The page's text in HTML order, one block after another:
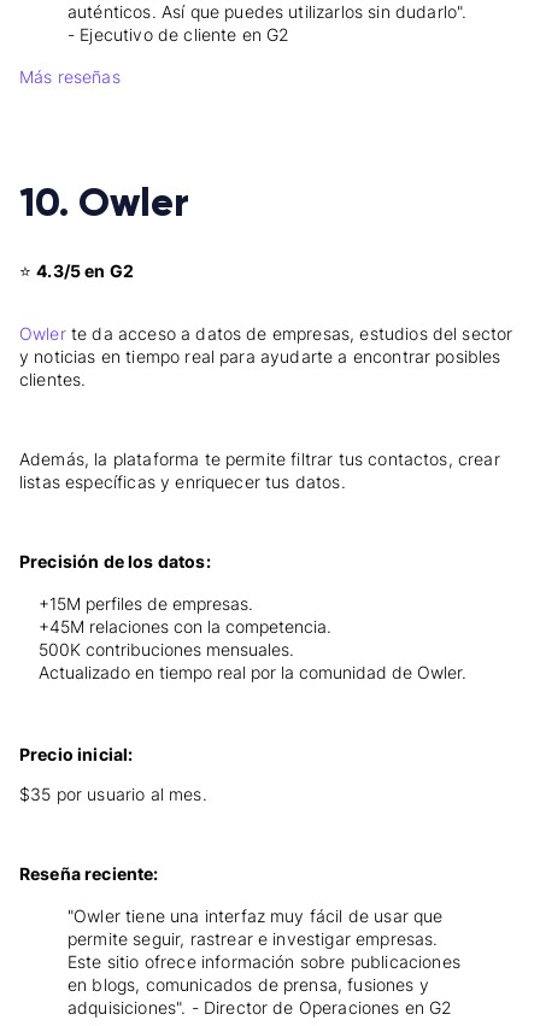
auténticos. Así que puedes utilizarlos sin dudarlo".
- Ejecutivo de cliente en G2
Más reseñas
10. Owler
⭐4.3/5 en G2
Owlerte da acceso a datos de empresas, estudios del sector
y noticias en tiempo real para ayudarte a encontrar posibles
clientes.
Además, la plataforma te permite filtrar tus contactos, crear
listas específicas y enriquecer tus datos.
Precisión de los datos:
+15M perfiles de empresas.
+45M relaciones con la competencia.
500K contribuciones mensuales.
Actualizado en tiempo real por la comunidad de Owler.
Precio inicial:
$35 por usuario al mes.
Reseña reciente:
"Owler tiene una interfaz muy fácil de usar que
permite seguir, rastrear e investigar empresas.
Este sitio ofrece información sobre publicaciones
en blogs, comunicados de prensa, fusiones y
adquisiciones". - Director de Operaciones en G2